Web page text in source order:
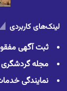
لینک‌های کاربردی
ثبت آگهی
مجله
نمایندگی